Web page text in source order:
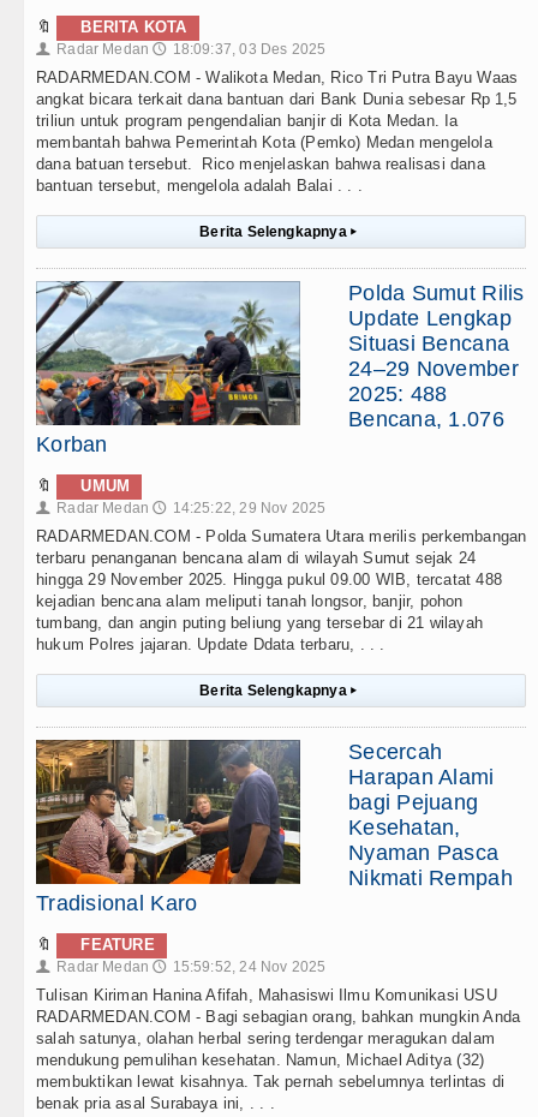
🔖 BERITA KOTA
👤 Radar Medan 🕔 18:09:37, 03 Des 2025
RADARMEDAN.COM - Walikota Medan, Rico Tri Putra Bayu Waas
angkat bicara terkait dana bantuan dari Bank Dunia sebesar Rp 1,5
triliun untuk program pengendalian banjir di Kota Medan. Ia
membantah bahwa Pemerintah Kota (Pemko) Medan mengelola
dana batuan tersebut. Rico menjelaskan bahwa realisasi dana
bantuan tersebut, mengelola adalah Balai . . .
Berita Selengkapnya ▸
Polda Sumut Rilis
Update Lengkap
Situasi Bencana
24–29 November
2025: 488
Bencana, 1.076
Korban
🔖 UMUM
👤 Radar Medan 🕔 14:25:22, 29 Nov 2025
RADARMEDAN.COM - Polda Sumatera Utara merilis perkembangan
terbaru penanganan bencana alam di wilayah Sumut sejak 24
hingga 29 November 2025. Hingga pukul 09.00 WIB, tercatat 488
kejadian bencana alam meliputi tanah longsor, banjir, pohon
tumbang, dan angin puting beliung yang tersebar di 21 wilayah
hukum Polres jajaran. Update Ddata terbaru, . . .
Berita Selengkapnya ▸
Secercah
Harapan Alami
bagi Pejuang
Kesehatan,
Nyaman Pasca
Nikmati Rempah
Tradisional Karo
🔖 FEATURE
👤 Radar Medan 🕔 15:59:52, 24 Nov 2025
Tulisan Kiriman Hanina Afifah, Mahasiswi Ilmu Komunikasi USU
RADARMEDAN.COM - Bagi sebagian orang, bahkan mungkin Anda
salah satunya, olahan herbal sering terdengar meragukan dalam
mendukung pemulihan kesehatan. Namun, Michael Aditya (32)
membuktikan lewat kisahnya. Tak pernah sebelumnya terlintas di
benak pria asal Surabaya ini, . . .